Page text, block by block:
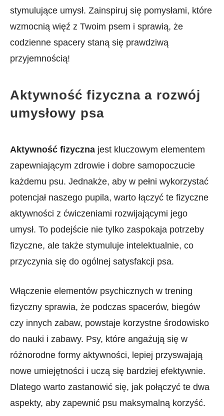
stymulujące ⁢umysł. Zainspiruj się pomysłami, ⁣które
wzmocnią więź z Twoim psem i sprawią, że
codzienne⁣ spacery staną się prawdziwą
przyjemnością!
Aktywność fizyczna a ⁣rozwój
umysłowy⁤ psa
Aktywność ⁣fizyczna jest kluczowym elementem
zapewniającym ‍zdrowie i dobre samopoczucie
każdemu psu. Jednakże, aby w pełni wykorzystać
potencjał naszego pupila, ⁢warto łączyć te fizyczne
⁢aktywności z ćwiczeniami rozwijającymi jego
umysł. ‍To podejście nie tylko zaspokaja potrzeby
fizyczne, ale także stymuluje intelektualnie, co
przyczynia⁢ się do ogólnej satysfakcji psa.
Włączenie elementów psychicznych w trening
fizyczny⁣ sprawia, że podczas spacerów, biegów‌
czy innych zabaw, ⁣powstaje‍ korzystne środowisko
do nauki‍ i ​zabawy. Psy, które angażują się w
różnorodne ‌formy aktywności, lepiej przyswajają
nowe umiejętności i ​uczą‍ się bardziej efektywnie.
Dlatego warto zastanowić się, jak połączyć te dwa
aspekty, aby ⁢zapewnić psu maksymalną korzyść.